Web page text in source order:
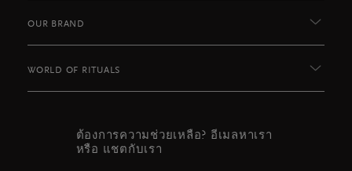
OUR BRAND
WORLD OF RITUALS
ต้องการความช่วยเหลือ? อีเมลหาเรา
หรือ แชตกับเรา